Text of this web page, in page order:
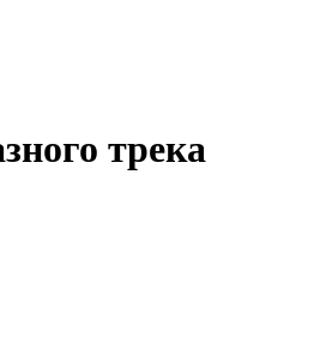
трека